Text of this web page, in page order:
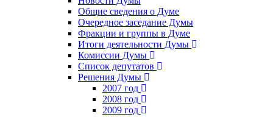
Общие сведения о Думе
Очередное заседание Думы
Фракции и группы в Думе
Итоги деятельности Думы
Комиссии Думы
Список депутатов
Решения Думы
2007 год
2008 год
2009 год